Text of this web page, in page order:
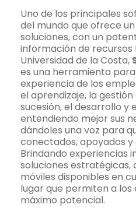
Uno de los principales
del mundo que ofrece
soluciones, con un
información de recursos
Universidad de la Costa,
es una herramienta
experiencia de los
el aprendizaje, la
sucesión, el desarrollo y
entendiendo mejor sus
dándoles una voz para
conectados, apoyados
Brindando experiencias
soluciones estratégicas,
móviles disponibles en
lugar que permiten a
máximo potencial.